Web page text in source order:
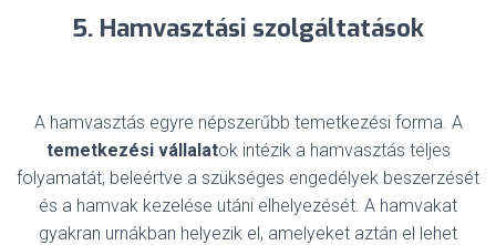
5. Hamvasztási szolgáltatások
A hamvasztás egyre népszerűbb temetkezési forma. A
temetkezési vállalatok intézik a hamvasztás teljes
folyamatát, beleértve a szükséges engedélyek beszerzését
és a hamvak kezelése utáni elhelyezését. A hamvakat
gyakran urnákban helyezik el, amelyeket aztán el lehet